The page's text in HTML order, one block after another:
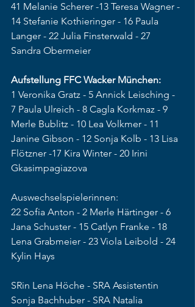
41 Melanie Scherer -13 Teresa Wagner -
14 Stefanie Kothieringer - 16 Paula
Langer - 22 Julia Finsterwald - 27
Sandra Obermeier
Aufstellung FFC Wacker München:
1 Veronika Gratz - 5 Annick Leisching -
7 Paula Ulreich - 8 Cagla Korkmaz - 9
Merle Bublitz - 10 Lea Volkmer - 11
Janine Gibson - 12 Sonja Kolb - 13 Lisa
Flötzner -17 Kira Winter - 20 Irini
Gkasimpagiazova
Auswechselspielerinnen:
22 Sofia Anton - 2 Merle Härtinger - 6
Jana Schuster - 15 Catlyn Franke - 18
Lena Grabmeier - 23 Viola Leibold - 24
Kylin Hays
SRin Lena Höche - SRA Assistentin
Sonja Bachhuber - SRA Natalia